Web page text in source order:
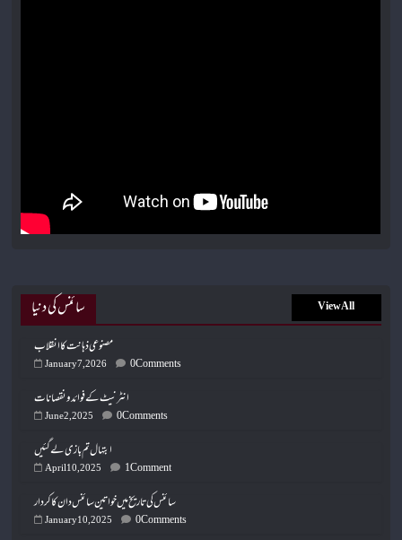
سائنس کی دنیا View All
مصنوعی ذہانت کا انقلاب
January 7, 2026 0 Comments
انٹرنیٹ کے فوائد و نقصانات
June 2, 2025 0 Comments
ابتہال تم بازی لے گئیں
April 10, 2025 1 Comment
سائنس کی تاریخ میں خواتین سائنس دان کا کردار
January 10, 2025 0 Comments